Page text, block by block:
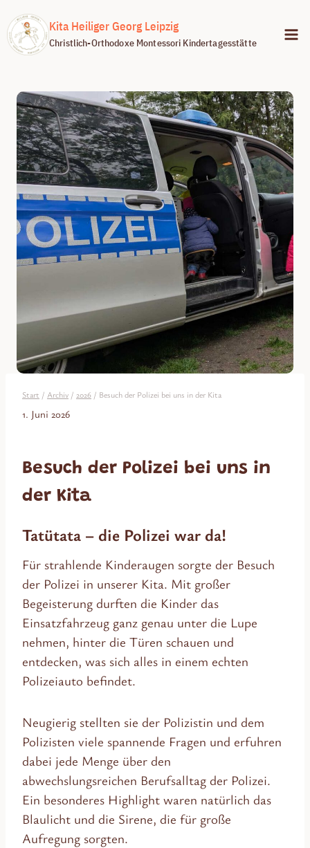
Inhalt
springen
Kita Heiliger Georg Leipzig
Christlich-Orthodoxe Montessori Kindertagesstätte
Start / Archiv / 2026 / Besuch der Polizei bei uns in der Kita
1. Juni 2026
Besuch der Polizei bei uns in
der Kita
Tatütata – die Polizei war da!
Für strahlende Kinderaugen sorgte der Besuch
der Polizei in unserer Kita. Mit großer
Begeisterung durften die Kinder das
Einsatzfahrzeug ganz genau unter die Lupe
nehmen, hinter die Türen schauen und
entdecken, was sich alles in einem echten
Polizeiauto befindet.
Neugierig stellten sie der Polizistin und dem
Polizisten viele spannende Fragen und erfuhren
dabei jede Menge über den
abwechslungsreichen Berufsalltag der Polizei.
Ein besonderes Highlight waren natürlich das
Blaulicht und die Sirene, die für große
Aufregung sorgten.